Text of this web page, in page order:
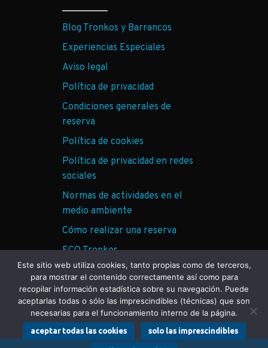
Blog Tronkos y Barrancos
Experiencias Especiales
Aviso legal
Política de privacidad
Condiciones generales de
reserva
Política de cookies
Política de privacidad en redes
sociales
Normas de actividades en el
medio ambiente
Cómo realizar una reserva
ECO Tronkos
© TRONKOS Y BARRANCOS 2026
Este sitio web utiliza cookies, tanto propias como de terceros,
para mostrar el contenido correctamente así como para
recopilar información estadística sobre su navegación. Puede
aceptarlas todas o sólo las imprescindibles (técnicas) que son
necesarias para el funcionamiento interno de la página.
aceptar todas las cookies solo las imprescindibles